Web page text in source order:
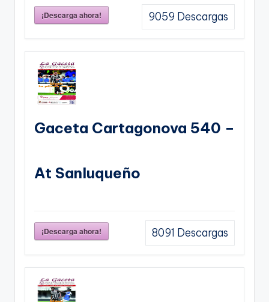
¡Descarga ahora! 9059 Descargas
Gaceta Cartagonova 540 –
At Sanluqueño
¡Descarga ahora! 8091 Descargas